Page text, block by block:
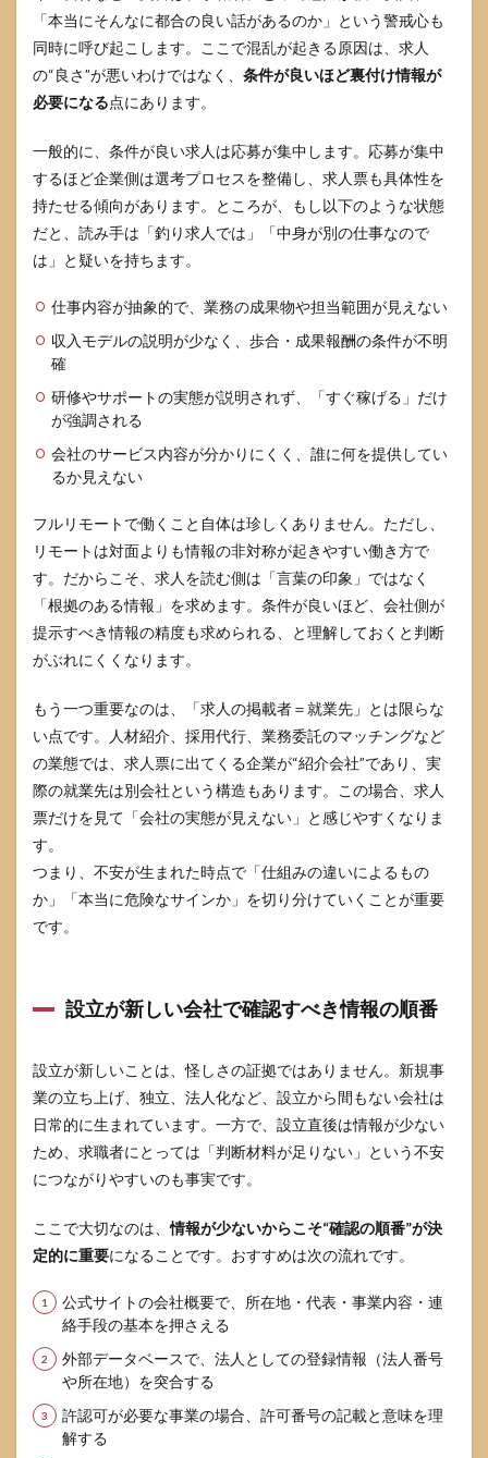
業務
委託
条件
で必
ず確
認し
契約
条項
4.2
面接
性検
を受
った
認手
順
4.3
口コ
少な
きの
現実
的な
集め
方
5
株式会
Rapport&Co
が怪しいと
思ったとき
の安全な離
脱と相談先
5.1
を止
とき
判断
求人
媒体
への
通報
録の
残し
5.3
被害
われ
ると
きの
相談
窓口
6
株式会
社
Rapport&Co
「本当にそんなに都合の良い話があるのか」という警戒心も
同時に呼び起こします。ここで混乱が起きる原因は、求人
の“良さ”が悪いわけではなく、 条件が良いほど裏付け情報が
必要になる点にあります。
一般的に、条件が良い求人は応募が集中します。応募が集中
するほど企業側は選考プロセスを整備し、求人票も具体性を
持たせる傾向があります。ところが、もし以下のような状態
だと、読み手は「釣り求人では」「中身が別の仕事なので
は」と疑いを持ちます。
仕事内容が抽象的で、業務の成果物や担当範囲が見えない
収入モデルの説明が少なく、歩合・成果報酬の条件が不明
確
研修やサポートの実態が説明されず、「すぐ稼げる」だけ
が強調される
会社のサービス内容が分かりにくく、誰に何を提供してい
るか見えない
フルリモートで働くこと自体は珍しくありません。ただし、
リモートは対面よりも情報の非対称が起きやすい働き方で
す。だからこそ、求人を読む側は「言葉の印象」ではなく
「根拠のある情報」を求めます。条件が良いほど、会社側が
提示すべき情報の精度も求められる、と理解しておくと判断
がぶれにくくなります。
もう一つ重要なのは、「求人の掲載者＝就業先」とは限らな
い点です。人材紹介、採用代行、業務委託のマッチングなど
の業態では、求人票に出てくる企業が“紹介会社”であり、実
際の就業先は別会社という構造もあります。この場合、求人
票だけを見て「会社の実態が見えない」と感じやすくなりま
す。
つまり、不安が生まれた時点で「仕組みの違いによるもの
か」「本当に危険なサインか」を切り分けていくことが重要
です。
設立が新しい会社で確認すべき情報の順番
設立が新しいことは、怪しさの証拠ではありません。新規事
業の立ち上げ、独立、法人化など、設立から間もない会社は
日常的に生まれています。一方で、設立直後は情報が少ない
ため、求職者にとっては「判断材料が足りない」という不安
につながりやすいのも事実です。
ここで大切なのは、情報が少ないからこそ“確認の順番”が決
定的に重要になることです。おすすめは次の流れです。
公式サイトの会社概要で、所在地・代表・事業内容・連
絡手段の基本を押さえる
外部データベースで、法人としての登録情報（法人番号
や所在地）を突合する
許認可が必要な事業の場合、許可番号の記載と意味を理
解する